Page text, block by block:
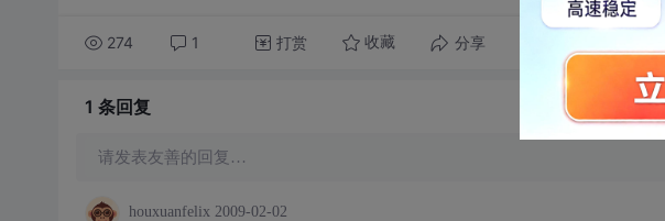
274 1 打赏 收藏 分享
1 条回复
请发表友善的回复…
houxuanfelix 2009-02-02